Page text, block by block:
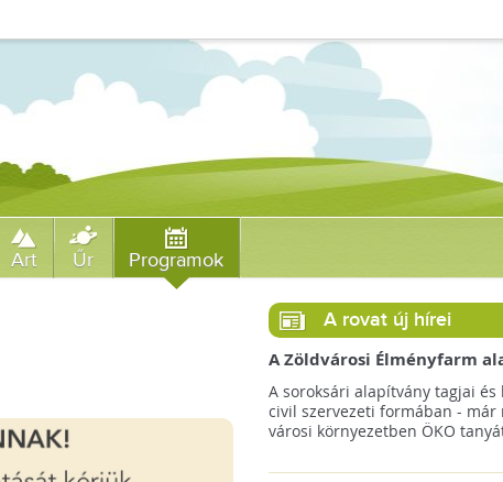
Art Űr Programok
A rovat új hírei
A Zöldvárosi Élményfarm
végre megkezdte gyakorlati
működését!
A soroksári alapítvány tagjai és
civil szervezeti formában - már
városi környezetben ÖKO